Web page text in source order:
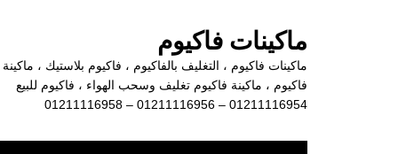
ماكينات فاكيوم
ماكينات فاكيوم ، التغليف بالفاكيوم ، فاكيوم بلاستيك ، ماكينة
فاكيوم ، ماكينة فاكيوم تغليف وسحب الهواء ، فاكيوم للبيع
01211116954 – 01211116956 – 01211116958